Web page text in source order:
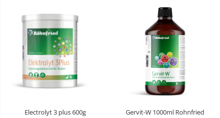
Electrolyt 3 plus 600g Gervit-W 1000ml Rohnfried